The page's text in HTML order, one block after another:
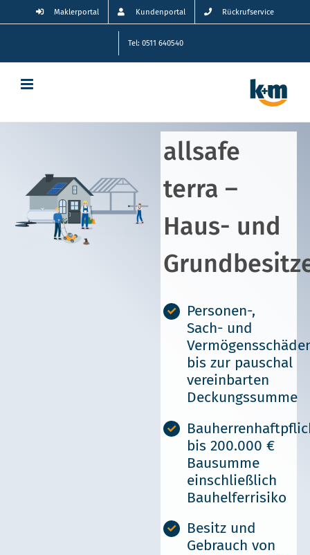
Inhalt
Maklerportal Kundenportal Rückrufservice
Tel: 0511 640540
allsafe
terra –
Haus- und
Personen-,
Sach- und
bis zur pauschal
vereinbarten
Deckungssumme
bis 200.000 €
Bausumme
einschließlich
Bauhelferrisiko
Besitz und
Gebrauch von